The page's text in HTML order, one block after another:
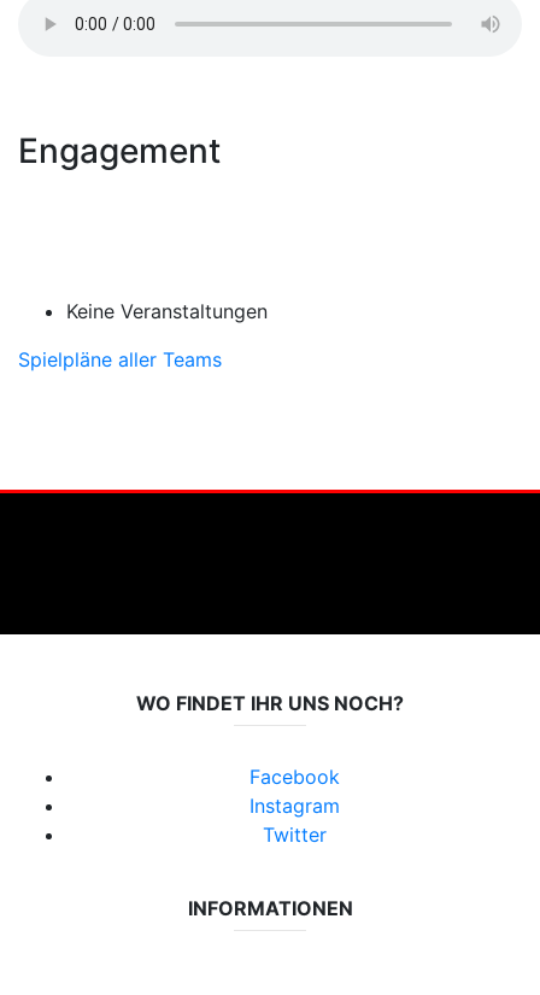
Engagement
Keine Veranstaltungen
Spielpläne aller Teams
WO FINDET IHR UNS NOCH?
Facebook
Instagram
Twitter
INFORMATIONEN